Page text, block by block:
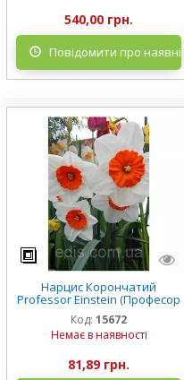
540,00 грн.
Повідомити про
Нарцис Корончатий
Professor Einstein (Професор
Ейнштейн) 2 цибулини
Код: 15672
Немає в наявності
81,89 грн.